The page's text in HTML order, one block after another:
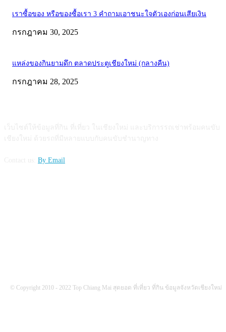
เราซื้อของ หรือของซื้อเรา 3 คำถามเอาชนะใจตัวเองก่อนเสียเงิน
กรกฎาคม 30, 2025
แหล่งของกินยามดึก ตลาดประตูเชียงใหม่ (กลางคืน)
กรกฎาคม 28, 2025
By Email
© Copyright 2010 - 2022 Top Chiang Mai สุดยอด ที่เที่ยว ที่กิน ข้อมูลจังหวัดเชียงใหม่